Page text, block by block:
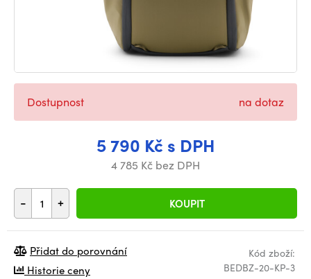
5 790 Kč s DPH
4 785 Kč bez DPH
- + KOUPIT
Dostupnost na dotaz
Kód zboží:
BEDBZ-20-KP-3
Přidat do porovnání
Historie ceny